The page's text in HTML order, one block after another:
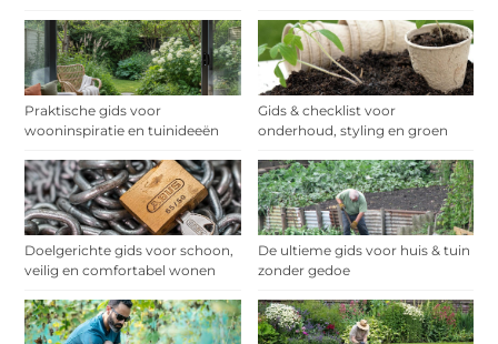
Praktische gids voor
wooninspiratie en tuinideeën
Gids & checklist voor
onderhoud, styling en groen
Doelgerichte gids voor schoon,
veilig en comfortabel wonen
De ultieme gids voor huis & tuin
zonder gedoe